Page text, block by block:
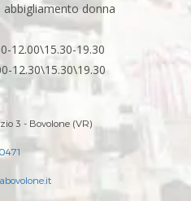
donna
12.00\15.30-19.30
12.30\15.30\19.30
3 - Bovolone (VR)